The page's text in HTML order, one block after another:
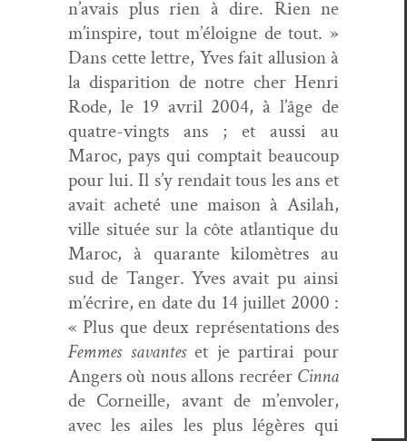
n’avais plus rien à dire. Rien ne
m’inspire, tout m’éloigne de tout. »
Dans cette let­tre, Yves fait allu­sion à
la dis­pari­tion de notre cher Hen­ri
Rode, le 19 avril 2004, à l’âge de
qua­tre-vingts ans ; et aus­si au
Maroc, pays qui comp­tait beau­coup
pour lui. Il s’y rendait tous les ans et
avait acheté une mai­son à Asi­lah,
ville située sur la côte atlan­tique du
Maroc, à quar­ante kilo­mètres au
sud de Tanger. Yves avait pu ain­si
m’écrire, en date du 14 juil­let 2000 :
« Plus que deux représen­ta­tions des
Femmes savanteset je par­ti­rai pour
Angers où nous allons recréerCin­na
de Corneille, avant de m’envoler,
avec les ailes les plus légères qui